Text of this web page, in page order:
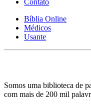
Bíblia Online
Médicos
Usante
Somos uma biblioteca de
com mais de 200 mil